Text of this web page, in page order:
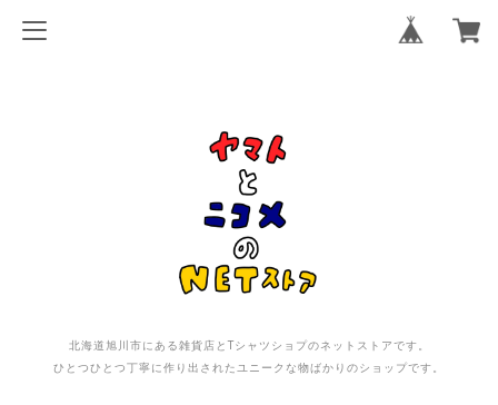
北海道旭川市にある雑貨店とTシャツショプのネットストアです。
ひとつひとつ丁寧に作り出されたユニークな物ばかりのショップです。